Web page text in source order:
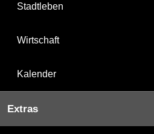
Stadtleben
Wirtschaft
Kalender
Extras